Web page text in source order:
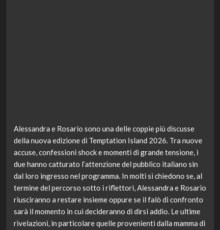
Alessandra e Rosario sono una delle coppie più discusse
della nuova edizione di Temptation Island 2026. Tra nuove
accuse, confessioni shock e momenti di grande tensione, i
due hanno catturato l’attenzione del pubblico italiano sin
dal loro ingresso nel programma. In molti si chiedono se, al
termine del percorso sotto i riflettori, Alessandra e Rosario
riusciranno a restare insieme oppure se il falò di confronto
sarà il momento in cui decideranno di dirsi addio. Le ultime
rivelazioni, in particolare quelle provenienti dalla mamma di